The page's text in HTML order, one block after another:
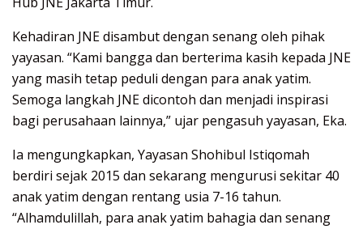
Kehadiran JNE disambut dengan senang oleh pihak
yayasan. “Kami bangga dan berterima kasih kepada JNE
yang masih tetap peduli dengan para anak yatim.
Semoga langkah JNE dicontoh dan menjadi inspirasi
bagi perusahaan lainnya,” ujar pengasuh yayasan, Eka.
Ia mengungkapkan, Yayasan Shohibul Istiqomah
berdiri sejak 2015 dan sekarang mengurusi sekitar 40
anak yatim dengan rentang usia 7-16 tahun.
“Alhamdulillah, para anak yatim bahagia dan senang